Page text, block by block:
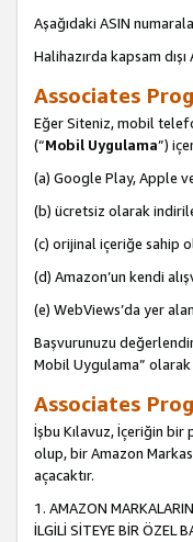
Aşağıdaki ASIN
Halihazırda kapsam
Associates
Eğer Siteniz, mobil
(“Mobil Uygulama”)
(a) Google Play, Apple
(b) ücretsiz olarak
(c) orijinal içeriğe sahip
(d) Amazon’un kendi
(e) WebViews’da yer
Başvurunuzu
Mobil Uygulama”
Associates
İşbu Kılavuz, İçeriğin bir
olup, bir Amazon
açacaktır.
1. AMAZON
İLGİLİ SİTEYE BİR ÖZEL